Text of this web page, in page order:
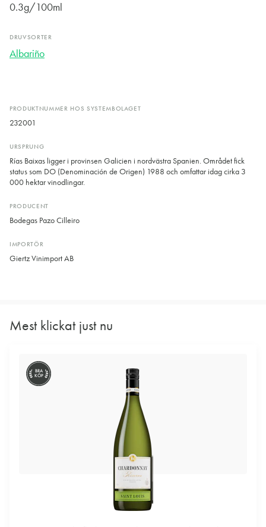
PRODUKTNUMMER HOS SYSTEMBOLAGET
232001
URSPRUNG
Rías Baixas ligger i provinsen Galicien i nordvästra Spanien. Området fick
status som DO (Denominación de Origen) 1988 och omfattar idag cirka 3
000 hektar vinodlingar.
PRODUCENT
Bodegas Pazo Cilleiro
IMPORTÖR
Giertz Vinimport AB
0.3g/100ml
DRUVSORTER
Albariño
Mest klickat just nu
BRA
KÖP